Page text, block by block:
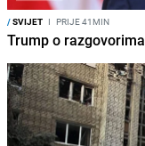
/SVIJET I PRIJE 41MIN
Trump o